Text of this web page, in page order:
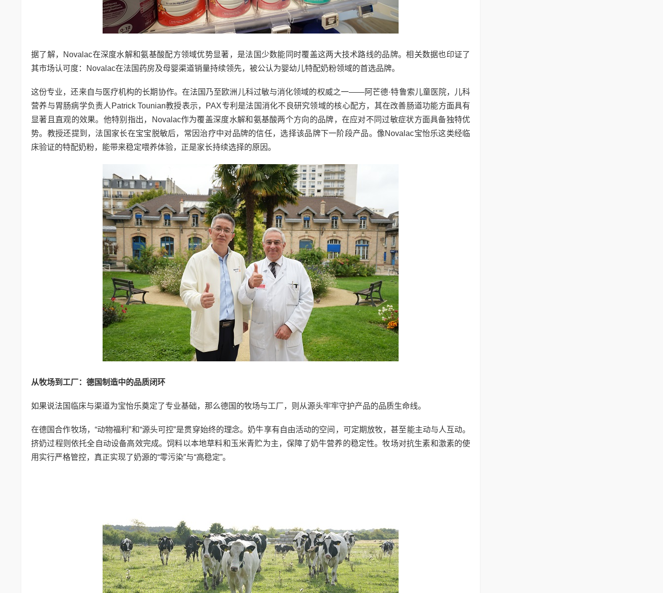
据了解，Novalac在深度水解和氨基酸配方领域优势显著，是法国少数能同时覆盖这两大技术路线的品牌。相关数据也印证了
其市场认可度：Novalac在法国药房及母婴渠道销量持续领先，被公认为婴幼儿特配奶粉领域的首选品牌。
这份专业，还来自与医疗机构的长期协作。在法国乃至欧洲儿科过敏与消化领域的权威之一——阿芒德·特鲁索儿童医院，儿科
营养与胃肠病学负责人Patrick Tounian教授表示，PAX专利是法国消化不良研究领域的核心配方，其在改善肠道功能方面具有
显著且直观的效果。他特别指出，Novalac作为覆盖深度水解和氨基酸两个方向的品牌，在应对不同过敏症状方面具备独特优
势。教授还提到，法国家长在宝宝脱敏后，常因治疗中对品牌的信任，选择该品牌下一阶段产品。像Novalac宝怡乐这类经临
床验证的特配奶粉，能带来稳定喂养体验，正是家长持续选择的原因。
从牧场到工厂：德国制造中的品质闭环
如果说法国临床与渠道为宝怡乐奠定了专业基础，那么德国的牧场与工厂，则从源头牢牢守护产品的品质生命线。
在德国合作牧场，“动物福利”和“源头可控”是贯穿始终的理念。奶牛享有自由活动的空间，可定期放牧，甚至能主动与人互动。
挤奶过程则依托全自动设备高效完成。饲料以本地草料和玉米青贮为主，保障了奶牛营养的稳定性。牧场对抗生素和激素的使
用实行严格管控，真正实现了奶源的“零污染”与“高稳定”。